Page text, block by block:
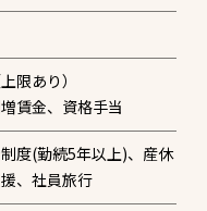
限あり）
賃金、資格手当
度(勤続5年以上)、産休
、社員旅行